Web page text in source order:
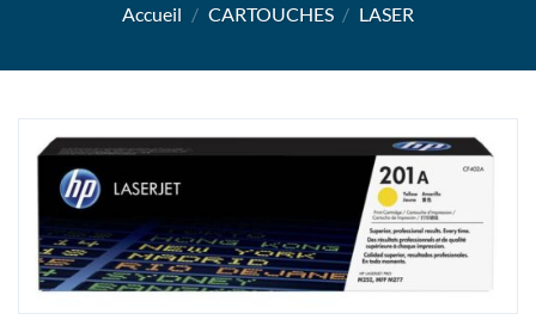
Accueil / CARTOUCHES / LASER